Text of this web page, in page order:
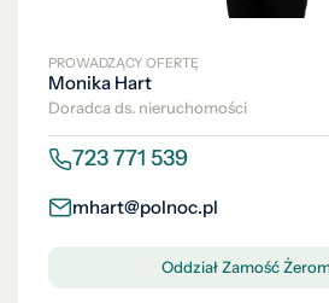
PROWADZĄCY OFERTĘ
Monika Hart
Doradca ds. nieruchomości
723 771 539
mhart@polnoc.pl
Oddział Zamość